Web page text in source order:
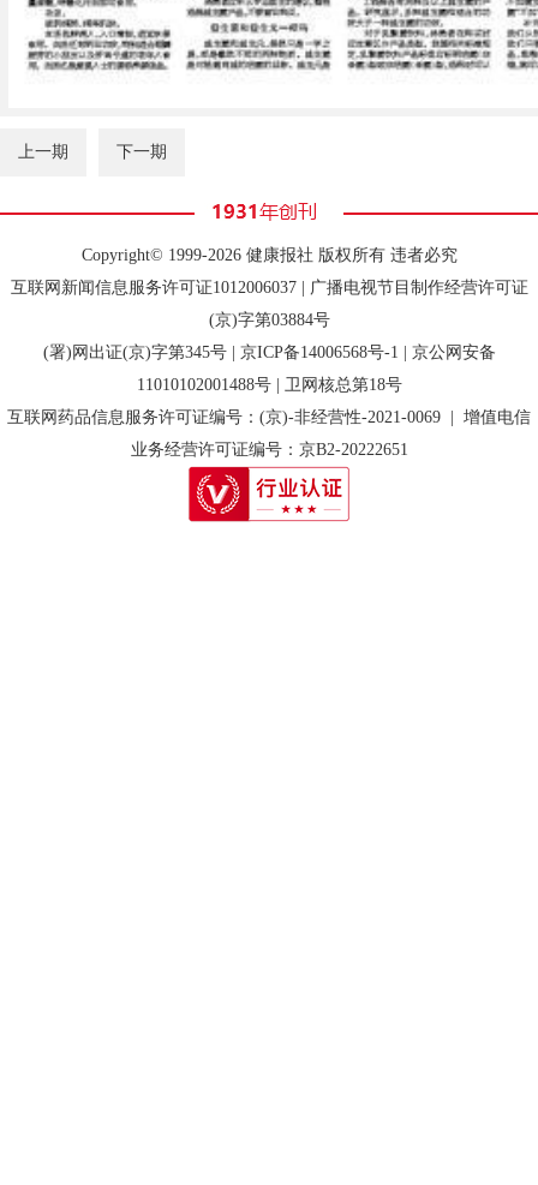
上一期 下一期
Copyright© 1999-2026 健康报社 版权所有 违者必究
互联网新闻信息服务许可证1012006037 | 广播电视节目制作经营许可证
(京)字第03884号
(署)网出证(京)字第345号 | 京ICP备14006568号-1
| 京公网安备
11010102001488号 | 卫网核总第18号
互联网药品信息服务许可证编号：(京)-非经营性-2021-0069 | 增值电信
业务经营许可证编号：京B2-20222651